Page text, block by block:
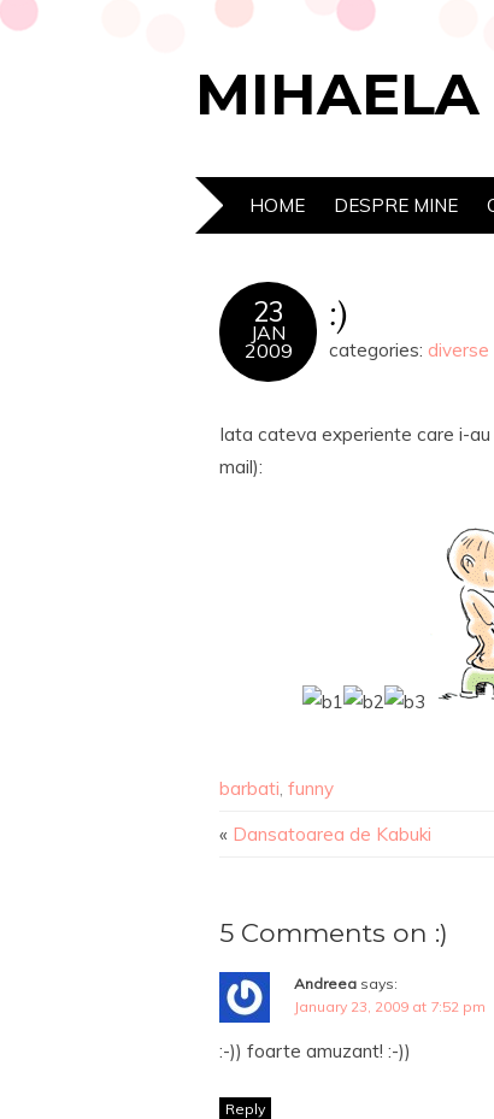
HOME DESPRE MINE
23
JAN
2009
:)
categories: diverse
Iata cateva experiente care i-
mail):
barbati, funny
« Dansatoarea de Kabuki
5 Comments on :)
Andreea says:
January 23, 2009 at 7:52 pm
:-)) foarte amuzant! :-))
Reply